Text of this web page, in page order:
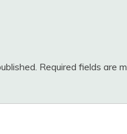
Required fields are